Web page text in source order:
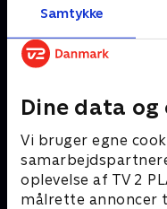
Samtykke
Dine data og
Vi bruger egne
oplevelse af TV 2
målrette annoncer
Andre så også